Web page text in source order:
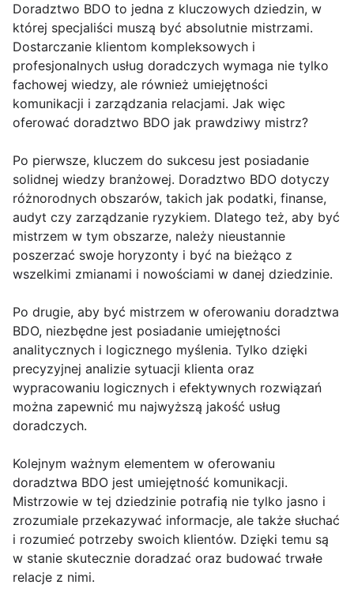
Doradztwo BDO to jedna z kluczowych dziedzin, w
której specjaliści muszą być absolutnie mistrzami.
Dostarczanie klientom kompleksowych i
profesjonalnych usług doradczych wymaga nie tylko
fachowej wiedzy, ale również umiejętności
komunikacji i zarządzania relacjami. Jak więc
oferować doradztwo BDO jak prawdziwy mistrz?
Po pierwsze, kluczem do sukcesu jest posiadanie
solidnej wiedzy branżowej. Doradztwo BDO dotyczy
różnorodnych obszarów, takich jak podatki, finanse,
audyt czy zarządzanie ryzykiem. Dlatego też, aby być
mistrzem w tym obszarze, należy nieustannie
poszerzać swoje horyzonty i być na bieżąco z
wszelkimi zmianami i nowościami w danej dziedzinie.
Po drugie, aby być mistrzem w oferowaniu doradztwa
BDO, niezbędne jest posiadanie umiejętności
analitycznych i logicznego myślenia. Tylko dzięki
precyzyjnej analizie sytuacji klienta oraz
wypracowaniu logicznych i efektywnych rozwiązań
można zapewnić mu najwyższą jakość usług
doradczych.
Kolejnym ważnym elementem w oferowaniu
doradztwa BDO jest umiejętność komunikacji.
Mistrzowie w tej dziedzinie potrafią nie tylko jasno i
zrozumiale przekazywać informacje, ale także słuchać
i rozumieć potrzeby swoich klientów. Dzięki temu są
w stanie skutecznie doradzać oraz budować trwałe
relacje z nimi.